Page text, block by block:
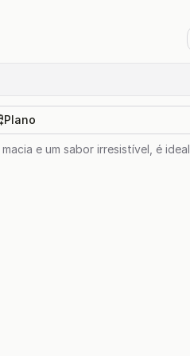
Plano
e um sabor irresistível, é ideal